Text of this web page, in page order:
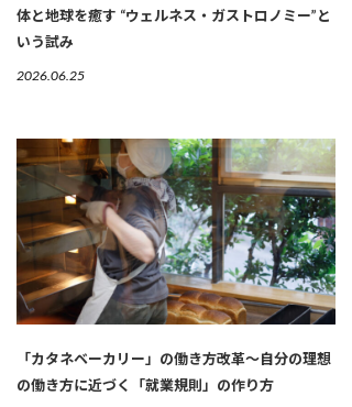
体と地球を癒す “ウェルネス・ガストロノミー”と
いう試み
2026.06.25
「カタネベーカリー」の働き方改革～自分の理想
の働き方に近づく「就業規則」の作り方